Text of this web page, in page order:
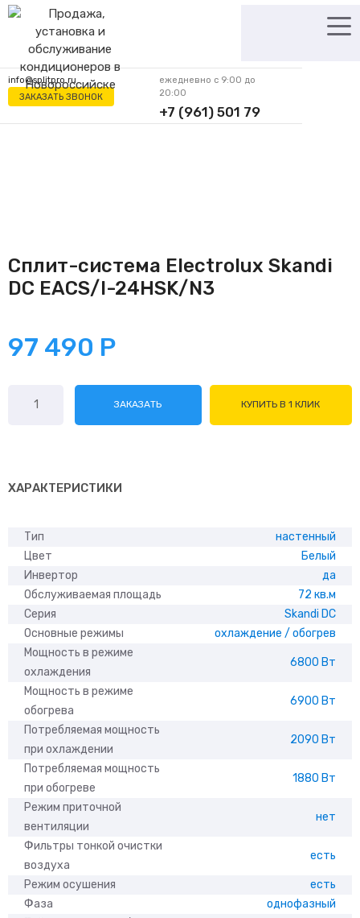
Перейти
содержимому
info@splitpro.ru
ЗАКАЗАТЬ ЗВОНОК
ежедневно с 9:00 до
20:00
+7 (961) 501 79
62
Сплит-система Electrolux Skandi
DC EACS/I-24HSK/N3
97 490 Р
товара
EACS/I-
ЗАКАЗАТЬ КУПИТЬ В 1 КЛИК
ХАРАКТЕРИСТИКИ
Тип
настенный
Цвет
Белый
Инвертор
да
Обслуживаемая площадь
72 кв.м
Серия
Skandi DC
Основные режимы
охлаждение / обогрев
Мощность в режиме
охлаждения
6800 Вт
Мощность в режиме
обогрева
6900 Вт
Потребляемая мощность
при охлаждении
2090 Вт
Потребляемая мощность
при обогреве
1880 Вт
Режим приточной
вентиляции
нет
Фильтры тонкой очистки
воздуха
есть
Режим осушения
есть
Фаза
однофазный